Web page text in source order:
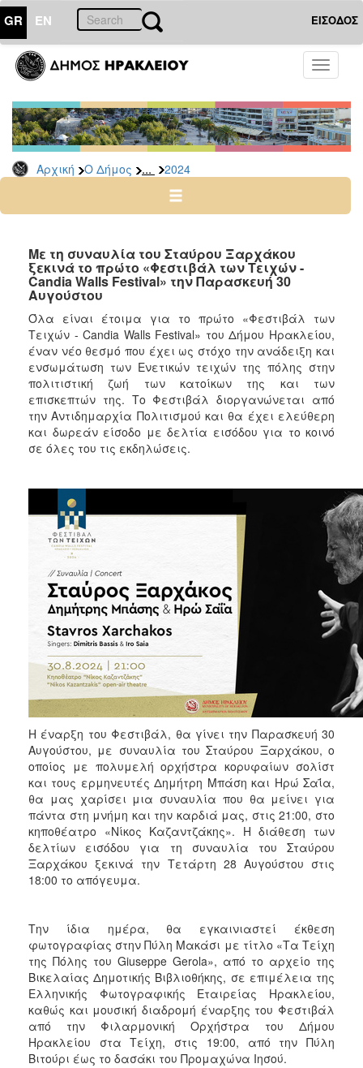
GR EN ΕΙΣΟΔΟΣ
Toggle
Αρχική Ο Δήμος ... 2024
ΔΗΜΟΣ
Δελτία
Τύπου
Αρχείο
2026
2024
2022
2021
2020
2019
2018
2017
2016
2015
2012
2011
2010
2006
ΠΟΛΙΤΙΣΜΟΣ
ΑΝΘΕΚΤΙΚΗ
ΠΟΛΗ
Με τη συναυλία του Σταύρου Ξαρχάκου
ξεκινά το πρώτο «Φεστιβάλ των Τειχών -
Candia Walls Festival» την Παρασκευή 30
Αυγούστου
Όλα είναι έτοιμα για το πρώτο «Φεστιβάλ των
Τειχών - Candia Walls Festival» του Δήμου Ηρακλείου,
έναν νέο θεσμό που έχει ως στόχο την ανάδειξη και
ενσωμάτωση των Ενετικών τειχών της πόλης στην
πολιτιστική ζωή των κατοίκων της και των
επισκεπτών της. Το Φεστιβάλ διοργανώνεται από
την Αντιδημαρχία Πολιτισμού και θα έχει ελεύθερη
και δωρεάν είσοδο με δελτία εισόδου για το κοινό
σε όλες του τις εκδηλώσεις.
Η έναρξη του Φεστιβάλ, θα γίνει την Παρασκευή 30
Αυγούστου, με συναυλία του Σταύρου Ξαρχάκου, ο
οποίος με πολυμελή ορχήστρα κορυφαίων σολίστ
και τους ερμηνευτές Δημήτρη Μπάση και Ηρώ Σαΐα,
θα μας χαρίσει μια συναυλία που θα μείνει για
πάντα στη μνήμη και την καρδιά μας, στις 21:00, στο
κηποθέατρο «Νίκος Καζαντζάκης». Η διάθεση των
δελτίων εισόδου για τη συναυλία του Σταύρου
Ξαρχάκου ξεκινά την Τετάρτη 28 Αυγούστου στις
18:00 το απόγευμα.
Την ίδια ημέρα, θα εγκαινιαστεί έκθεση
φωτογραφίας στην Πύλη Μακάσι με τίτλο «Τα Τείχη
της Πόλης του Giuseppe Gerola», από το αρχείο της
Βικελαίας Δημοτικής Βιβλιοθήκης, σε επιμέλεια της
Ελληνικής Φωτογραφικής Εταιρείας Ηρακλείου,
καθώς και μουσική διαδρομή έναρξης του Φεστιβάλ
από την Φιλαρμονική Ορχήστρα του Δήμου
Ηρακλείου στα Τείχη, στις 19:00, από την Πύλη
Βιτούρι έως το δασάκι του Προμαχώνα Ιησού.